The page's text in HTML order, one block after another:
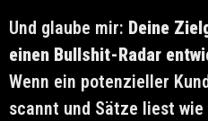
Und glaube mir: Deine
einen Bullshit-Radar
Wenn ein potenzieller
scannt und Sätze liest wie